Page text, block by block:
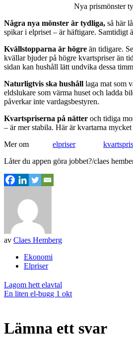
Nya prismönster
Några nya mönster är tydliga, så här
spikar i elpriset – är häftigare. Samtidigt
Kvällstopparna är högre än tidigare.
kvällar bjuder på högre kvartspriser än
sidan kan hushåll lätt undvika dessa
Naturligtvis ska hushåll laga mat som
eldslukare som värma huset och ladda
påverkar inte vardagsbestyren.
Kvartspriserna på nätter och tidiga
– är mer stabila. Här är kvartarna
Mer om elpriser
Låter du appen göra jobbet?/claes
av Claes Hemberg
Ekonomi
Elpriser
Inläggsnavigering
Lagom hett elavtal
En liten el-bugg 1 okt
Lämna ett svar